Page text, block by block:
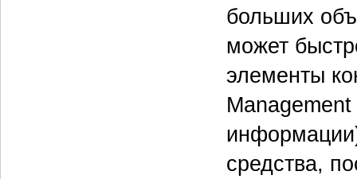
больших
может
элементы
средства,